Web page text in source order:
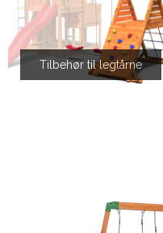
Tilbehør til legtårne